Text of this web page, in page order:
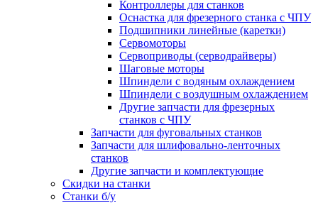
Контроллеры для станков
Оснастка для фрезерного станка с ЧПУ
Подшипники линейные (каретки)
Сервомоторы
Сервоприводы (серводрайверы)
Шаговые моторы
Шпиндели с водяным охлаждением
Шпиндели с воздушным охлаждением
Другие запчасти для фрезерных
станков с ЧПУ
Запчасти для фуговальных станков
Запчасти для шлифовально-ленточных
станков
Другие запчасти и комплектующие
Скидки на станки
Станки б/у